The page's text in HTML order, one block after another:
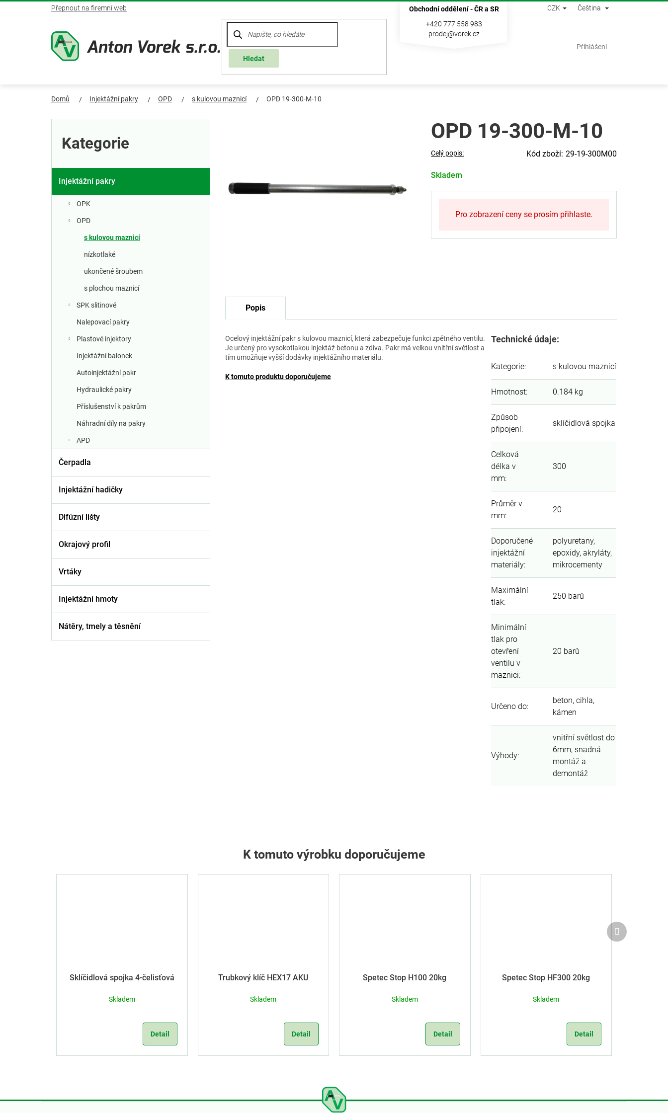
Přejít
Přepnout na firemní web
Obchodní oddělení - ČR a SR
+420 777 558 983
prodej@vorek.cz
CZK Čeština
Hledat
Přihlášení
Domů Injektážní pakry OPD s kulovou maznicí OPD 19-300-M-10
P
Kategorie
Injektážní pakry
OPK
OPD
s kulovou maznicí
nízkotlaké
ukončené šroubem
s plochou maznicí
SPK slitinové
Nalepovací pakry
Plastové injektory
Injektážní balonek
Autoinjektážní pakr
Hydraulické pakry
Příslušenství k pakrům
Náhradní díly na pakry
APD
Čerpadla
Injektážní hadičky
Difúzní lišty
Okrajový profil
Vrtáky
Injektážní hmoty
Nátěry, tmely a těsnění
OPD 19-300-M-10
Skladem
Celý popis: 29-19-300M00
Pro zobrazení ceny se prosím přihlaste.
Popis
Ocelový injektážní pakr s kulovou maznicí, která zabezpečuje funkci zpětného ventilu.
Je určený pro vysokotlakou injektáž betonu a zdiva. Pakr má velkou vnitřní světlost a
tím umožňuje vyšší dodávky injektážního materiálu.
K tomuto produktu doporučujeme
Technické údaje:
Kategorie: s kulovou maznicí
Hmotnost: 0.184 kg
Způsob
připojení:
sklíčidlová spojka
Celková
délka v
mm:
300
Průměr v
mm:
20
Doporučené
injektážní
materiály:
polyuretany,
epoxidy, akryláty,
mikrocementy
Maximální
tlak:
250 barů
Minimální
tlak pro
otevření
ventilu v
maznici:
20 barů
Určeno do:
beton, cihla,
kámen
Výhody:
vnitřní světlost do
6mm, snadná
montáž a
demontáž
K tomuto výrobku doporučujeme
Sklíčidlová spojka 4-čelisťová
Skladem
Detail
Trubkový klíč HEX17 AKU
Skladem
Detail
Spetec Stop H100 20kg
Skladem
Detail
Spetec Stop HF300 20kg
Skladem
Detail
Další
produkt